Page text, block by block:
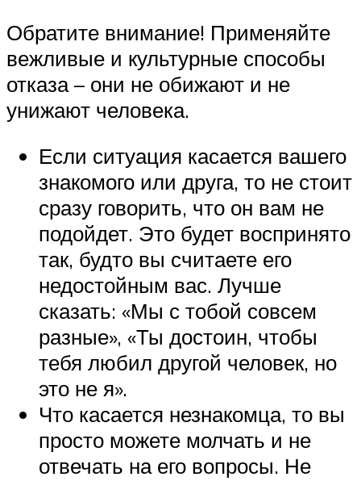
Обратите внимание! Применяйте
вежливые и культурные способы
отказа – они не обижают и не
унижают человека.
Если ситуация касается вашего
знакомого или друга, то не стоит
сразу говорить, что он вам не
подойдет. Это будет воспринято
так, будто вы считаете его
недостойным вас. Лучше
сказать: «Мы с тобой совсем
разные», «Ты достоин, чтобы
тебя любил другой человек, но
это не я».
Что касается незнакомца, то вы
просто можете молчать и не
отвечать на его вопросы. Не